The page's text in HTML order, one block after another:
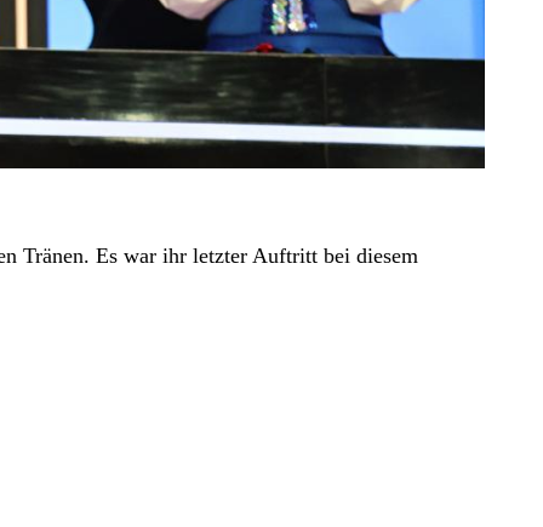
Tränen. Es war ihr letzter Auftritt bei diesem